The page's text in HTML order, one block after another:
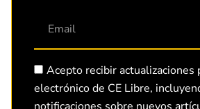
Acepto recibir actualizaciones
electrónico de CE Libre,